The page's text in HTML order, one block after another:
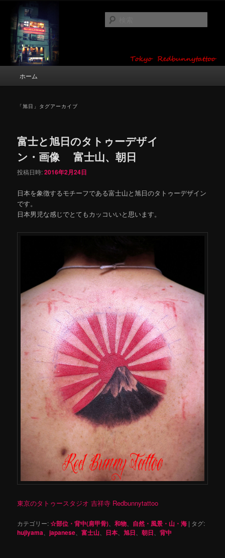
ン
ツ
東京 タトゥースタジオ 吉祥寺 Red
Bunny Tattoo タトゥーデザイン・タ
トゥー画像
タトゥーデザイン・画像の紹介（和彫り・ワンポイント・girl tattoo）
ホーム
「旭日 」タグアーカイブ
富士と旭日のタトゥーデザイ
ン・画像 富士山、朝日
投稿日時:2016年2月24日
日本を象徴するモチーフである富士山と旭日のタトゥーデザイン
です。
日本男児な感じでとてもカッコいいと思います。
東京のタトゥースタジオ 吉祥寺 Redbunnytattoo
カテゴリー:☆部位・背中(肩甲骨) 、和物 自然・風景・山・海 | タグ:
hujiyama 、japanese 、富士山 日本 、旭日 、朝日 、背中